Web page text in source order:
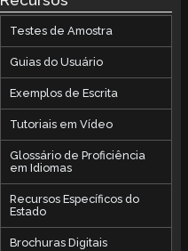
Testes de Amostra
Guias do Usuário
Exemplos de Escrita
Tutoriais em Vídeo
Glossário de Proficiência
em Idiomas
Recursos Específicos do
Estado
Brochuras Digitais